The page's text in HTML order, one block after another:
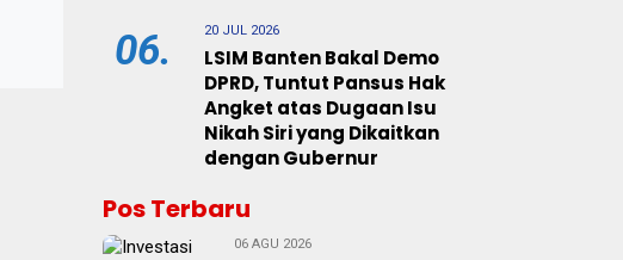
06. 20 JUL 2026
LSIM Banten Bakal Demo
DPRD, Tuntut Pansus Hak
Angket atas Dugaan Isu
Nikah Siri yang Dikaitkan
dengan Gubernur
Pos Terbaru
06 AGU 2026